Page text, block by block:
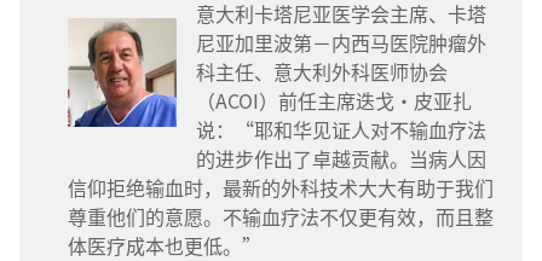
意大利卡塔尼亚医学会主席、卡塔
尼亚加里波第－内西马医院肿瘤外
科主任、意大利外科医师协会
（ACOI）前任主席迭戈·皮亚扎
说：“耶和华见证人对不输血疗法
的进步作出了卓越贡献。当病人因
信仰拒绝输血时，最新的外科技术大大有助于我们
尊重他们的意愿。不输血疗法不仅更有效，而且整
体医疗成本也更低。”